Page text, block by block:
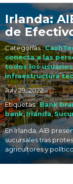
Irlanda:
de
Categorías :
conecta a las
todos los usuarios
infraestructura
July 29, 2022
Etiquetas :Bank
bank,Irlanda,
En Irlanda, AIB
sucursales tras
agricultores y